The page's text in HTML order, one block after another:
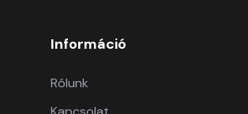
Információ
Rólunk